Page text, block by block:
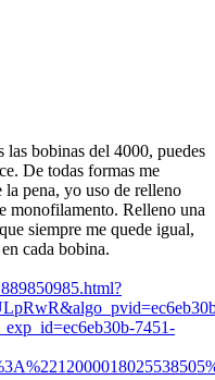
las bobinas del 4000, puedes
De todas formas me
la pena, yo uso de relleno
monofilamento. Relleno una
siempre me quede igual,
cada bobina.
7451-